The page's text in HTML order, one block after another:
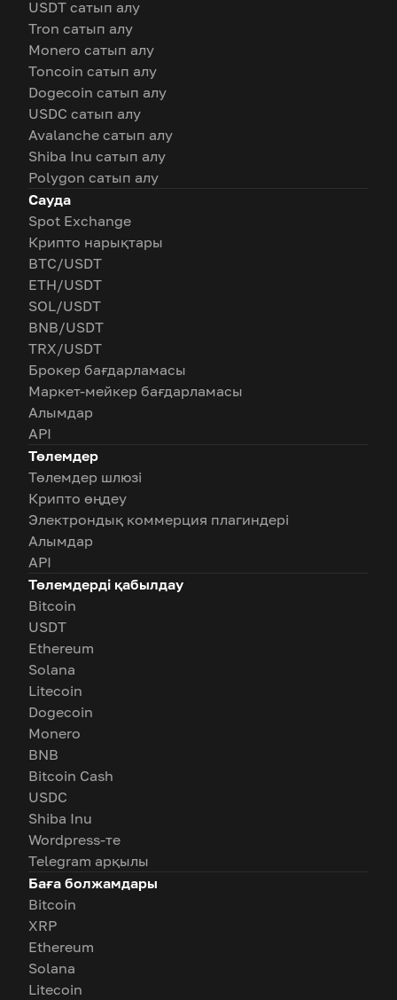
USDT сатып алу
Tron сатып алу
Monero сатып алу
Toncoin сатып алу
Dogecoin сатып алу
USDC сатып алу
Avalanche сатып алу
Shiba Inu сатып алу
Polygon сатып алу
Сауда
Spot Exchange
Крипто нарықтары
BTC/USDT
ETH/USDT
SOL/USDT
BNB/USDT
TRX/USDT
Брокер бағдарламасы
Маркет-мейкер бағдарламасы
Алымдар
API
Төлемдер
Төлемдер шлюзі
Крипто өңдеу
Электрондық коммерция плагиндері
Алымдар
API
Төлемдерді қабылдау
Bitcoin
USDT
Ethereum
Solana
Litecoin
Dogecoin
Monero
BNB
Bitcoin Cash
USDC
Shiba Inu
Wordpress-те
Telegram арқылы
Баға болжамдары
Bitcoin
XRP
Ethereum
Solana
Litecoin